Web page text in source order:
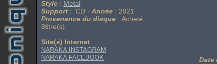
Style : Metal
Support : CD - Année : 2021
Provenance du disque : Acheté
8titre(s)
Site(s) Internet :
NARAKA INSTAGRAM
NARAKA FACEBOOK
Date